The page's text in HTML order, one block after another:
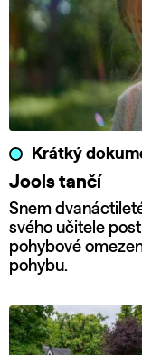
Krátký
Jools tančí
Snem
svého učitele
pohybové
pohybu.